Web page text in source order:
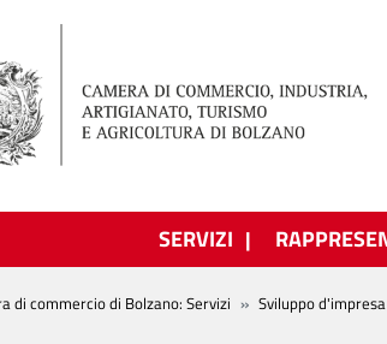
SERVIZI
di commercio di Bolzano: Servizi Sviluppo d'impresa